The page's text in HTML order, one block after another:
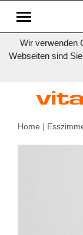
Wir verwenden
Webseiten sind
Home |